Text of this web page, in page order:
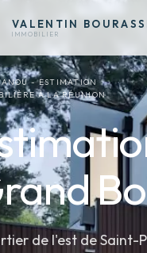
VALENTIN
IMMOBILIER
- ESTIMATION
À LA RÉUNION
de l'est de Saint-